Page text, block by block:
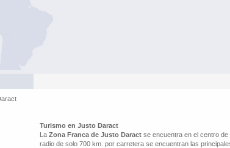
Turismo en Justo Daract
La Zona Franca de Justo Daract se encuentra en el centro de
radio de solo 700 km. por carretera se encuentran las